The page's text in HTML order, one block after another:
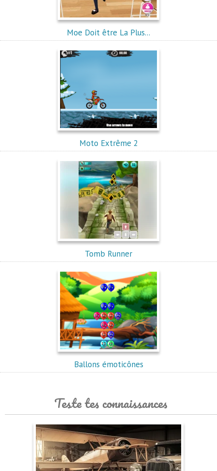
Moe Doit être La Plus...
Moto Extrême 2
Tomb Runner
Ballons émoticônes
Teste tes connaissances